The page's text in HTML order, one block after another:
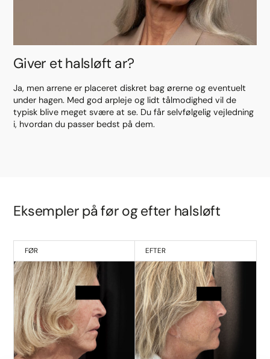
Giver et halsløft ar?
Ja, men arrene er placeret diskret bag ørerne og eventuelt
under hagen. Med god arpleje og lidt tålmodighed vil de
typisk blive meget svære at se. Du får selvfølgelig vejledning
i, hvordan du passer bedst på dem.
Eksempler på før og efter halsløft
FØR EFTER